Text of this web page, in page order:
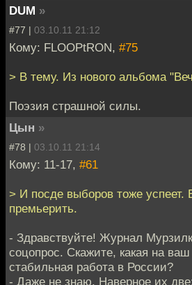
DUM »
#77 | 03.10.11 21:12
Кому: FLOOPtRON, #75
> В тему. Из нового альбома
Поэзия страшной силы.
Цын »
#78 | 03.10.11 21:14
Кому: 11-17, #61
> И посде выборов тоже
премьерить.
- Здравствуйте! Журнал
соцопрос. Скажите, какая на
стабильная работа в России?
- Даже не знаю. Наверное их